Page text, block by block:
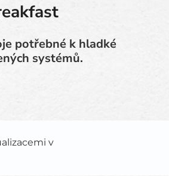
potřebné k hladké
systémů.
v